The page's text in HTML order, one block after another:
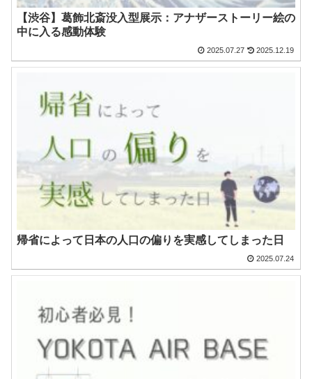
【渋谷】葛飾北斎没入型展示：アナザーストーリー絵の
中に入る感動体験
2025.07.27 2025.12.19
帰省によって日本の人口の偏りを実感してしまった日
2025.07.24